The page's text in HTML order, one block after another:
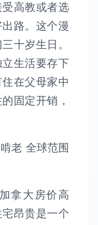
高教或者选
路。这个漫
十岁生日。
生活要存下
在父母家中
固定开销，
拿大房价高
昂贵是一个